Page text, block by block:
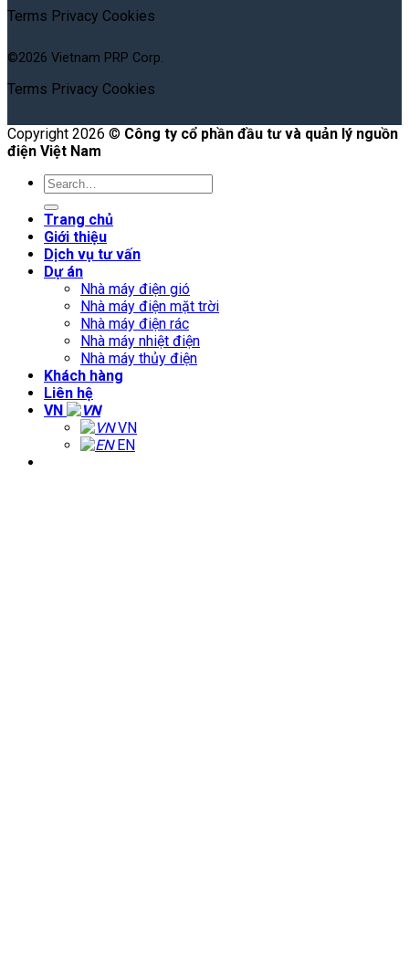
Terms Privacy Cookies
©2026 Vietnam PRP Corp.
Terms Privacy Cookies
Copyright 2026 © Công ty cổ phần đầu tư và quản lý nguồn
điện Việt Nam
Trang chủ
Giới thiệu
Dịch vụ tư vấn
Dự án
Nhà máy điện gió
Nhà máy điện mặt trời
Nhà máy điện rác
Nhà máy nhiệt điện
Nhà máy thủy điện
Khách hàng
Liên hệ
VN
VN
EN